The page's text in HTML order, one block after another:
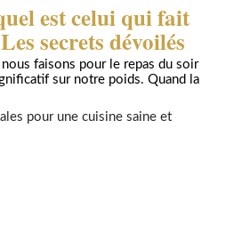
est celui qui fait
secrets dévoilés
faisons pour le repas du soir
sur notre poids. Quand la